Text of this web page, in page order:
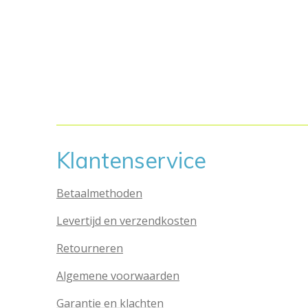
Klantenservice
Betaalmethoden
Levertijd en verzendkosten
Retourneren
Algemene voorwaarden
Garantie en klachten